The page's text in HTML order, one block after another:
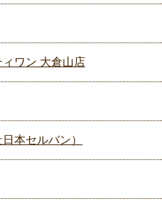
ワン 大倉山店
本セルバン）